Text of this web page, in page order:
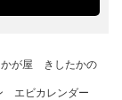
が屋 きしたかの
エビカレンダー